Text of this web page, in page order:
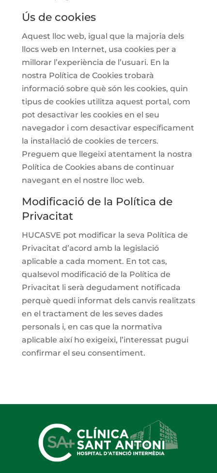
Ús de cookies
Aquest lloc web, igual que la majoria dels
llocs web en Internet, usa cookies per a
millorar l’experiència de l’usuari. En la
nostra Política de Cookies trobarà
informació sobre què són les cookies, quin
tipus de cookies utilitza aquest portal, com
pot desactivar les cookies en el seu
navegador i com desactivar específicament
la instal·lació de cookies de tercers.
Preguem que llegeixi atentament la nostra
Política de Cookies abans de continuar
navegant en el nostre lloc web.
Modificació de la Política de
Privacitat
HUCASVE pot modificar la seva Política de
Privacitat d’acord amb la legislació
aplicable a cada moment. En tot cas,
qualsevol modificació de la Política de
Privacitat li serà degudament notificada
perquè quedi informat dels canvis realitzats
en el tractament de les seves dades
personals i, en cas que la normativa
aplicable així ho exigeixi, l’interessat pugui
confirmar el seu consentiment.